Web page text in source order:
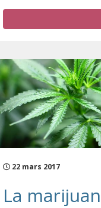
22 mars 2017
La